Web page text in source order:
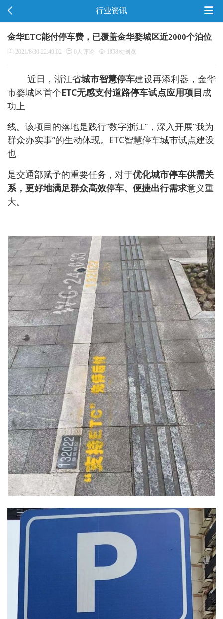
行业资讯
金华ETC能付停车费，已覆盖金华婺城区近2000个泊位
2021/8/30 22:49:02 0人评论 1958次浏览
近日，浙江省城市智慧停车建设再添利器，金华
市婺城区首个ETC无感支付道路停车试点应用项目成
功上
线。该项目的落地是践行“数字浙江”，深入开展“我为
群众办实事”的生动体现。ETC智慧停车城市试点建设
也
是交通部赋予的重要任务，对于优化城市停车供需关
系，更好地满足群众高效停车、便捷出行需求意义重
大。